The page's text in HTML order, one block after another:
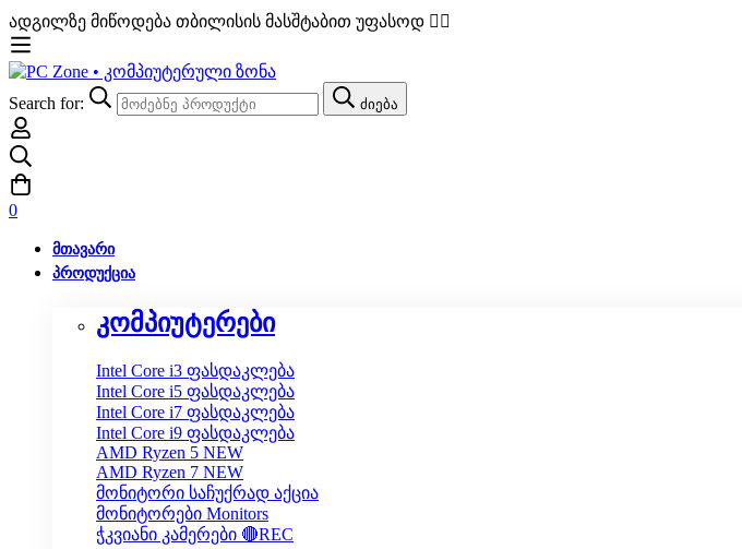
ადგილზე მიწოდება თბილისის მასშტაბით უფასოდ ✌🏼
Search for: ძიება
0
ᲛᲗᲐᲕᲐᲠᲘ
ᲞᲠᲝᲓᲣᲥᲪᲘᲐ
კომპიუტერები
Intel Core i3 ფასდაკლება
Intel Core i5 ფასდაკლება
Intel Core i7 ფასდაკლება
Intel Core i9 ფასდაკლება
AMD Ryzen 5 NEW
AMD Ryzen 7 NEW
მონიტორი საჩუქრად აქცია
მონიტორები Monitors
ჭკვიანი კამერები 🔴REC